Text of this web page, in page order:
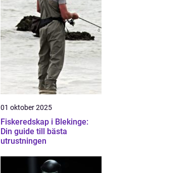
01 oktober 2025
Fiskeredskap i Blekinge:
Din guide till bästa
utrustningen